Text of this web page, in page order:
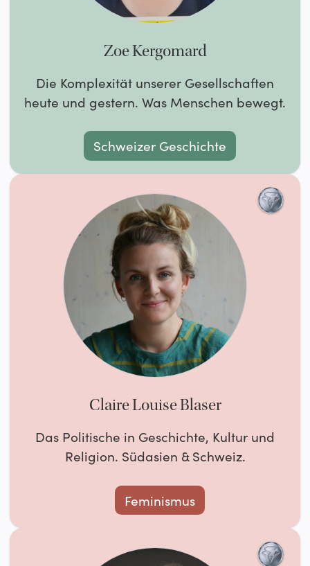
Zoe Kergomard
Die Komplexität unserer Gesellschaften
heute und gestern. Was Menschen bewegt.
Schweizer Geschichte
Claire Louise Blaser
Das Politische in Geschichte, Kultur und
Religion. Südasien & Schweiz.
Feminismus